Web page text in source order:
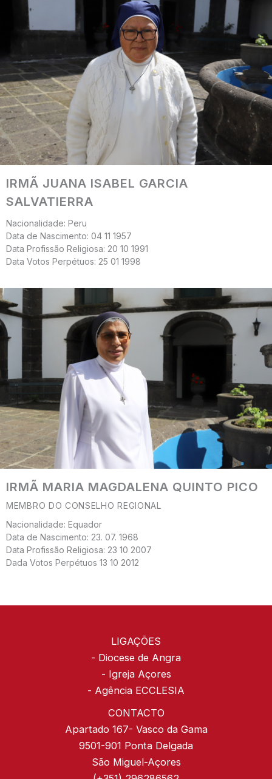
IRMÃ JUANA ISABEL GARCIA
SALVATIERRA
Nacionalidade: Peru
Data de Nascimento: 04 11 1957
Data Profissão Religiosa: 20 10 1991
Data Votos Perpétuos: 25 01 1998
IRMÃ MARIA MAGDALENA QUINTO PICO
MEMBRO DO CONSELHO REGIONAL
Nacionalidade: Equador
Data de Nascimento: 23. 07. 1968
Data Profissão Religiosa: 23 10 2007
Dada Votos Perpétuos 13 10 2012
LIGAÇÕES
- Diocese de Angra
- Igreja Açores
- Agência ECCLESIA
CONTACTO
Apartado 167- Vasco da Gama
9501-901 Ponta Delgada
São Miguel-Açores